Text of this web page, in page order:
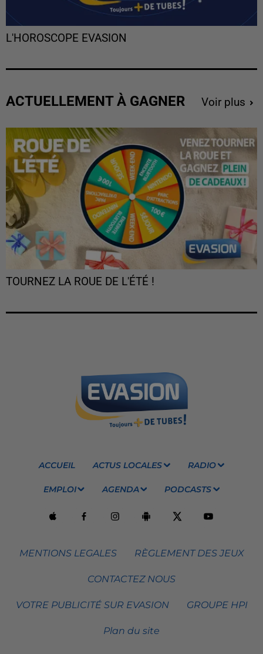
L'HOROSCOPE EVASION
ACTUELLEMENT À GAGNER Voir plus
TOURNEZ LA ROUE DE L'ÉTÉ !
ACCUEIL ACTUS LOCALES RADIO
EMPLOI AGENDA PODCASTS
MENTIONS LEGALES RÈGLEMENT DES JEUX
CONTACTEZ NOUS
VOTRE PUBLICITÉ SUR EVASION GROUPE HPI
Plan du site